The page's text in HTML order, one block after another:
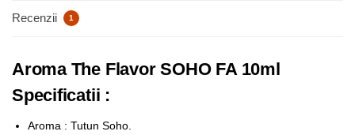
Recenzii 1
Aroma The Flavor SOHO FA 10ml
Specificatii :
Aroma : Tutun Soho.